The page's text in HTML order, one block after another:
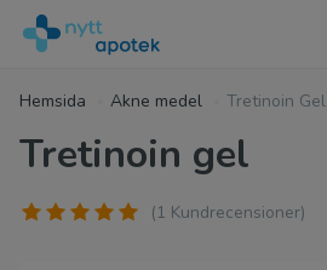
Hemsida Akne medel Tretinoin Gel
Tretinoin gel
(1 Kundrecensioner)